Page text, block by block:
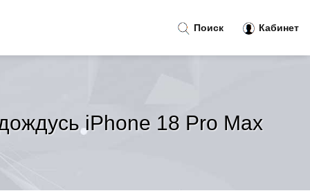
iPhone 18 Pro Max
Поиск Кабинет